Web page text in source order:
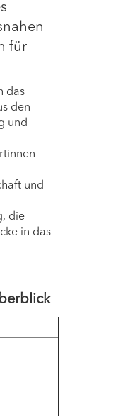
für
das
den
und
und
die
in das